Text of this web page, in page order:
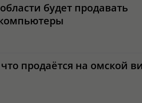
будет продавать
продаётся на омской